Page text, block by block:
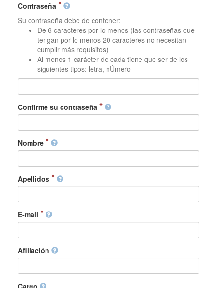
Contraseña
Su contraseña debe de contener:
De 6 caracteres por lo menos (las contraseñas que
tengan por lo menos 20 caracteres no necesitan
cumplir más requisitos)
Al menos 1 carácter de cada tiene que ser de los
siguientes tipos: letra, nÚmero
Confirme su contraseña
Nombre
Apellidos
E-mail
Afiliación
Cargo